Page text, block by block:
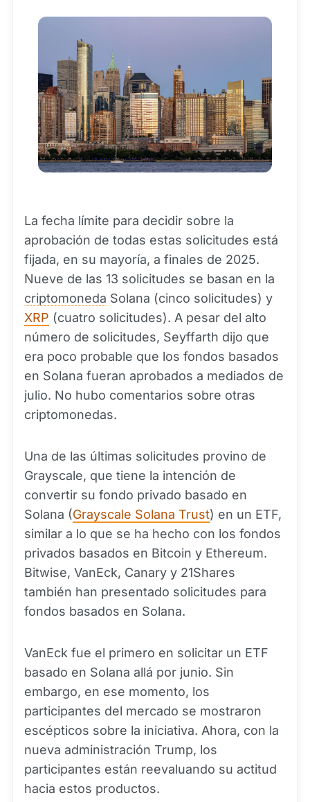
La fecha límite para decidir sobre la
aprobación de todas estas solicitudes está
fijada, en su mayoría, a finales de 2025.
Nueve de las 13 solicitudes se basan en la
criptomoneda Solana (cinco solicitudes) y
XRP (cuatro solicitudes). A pesar del alto
número de solicitudes, Seyffarth dijo que
era poco probable que los fondos basados
en Solana fueran aprobados a mediados de
julio. No hubo comentarios sobre otras
criptomonedas.
Una de las últimas solicitudes provino de
Grayscale, que tiene la intención de
convertir su fondo privado basado en
Solana (Grayscale Solana Trust) en un ETF,
similar a lo que se ha hecho con los fondos
privados basados en Bitcoin y Ethereum.
Bitwise, VanEck, Canary y 21Shares
también han presentado solicitudes para
fondos basados en Solana.
VanEck fue el primero en solicitar un ETF
basado en Solana allá por junio. Sin
embargo, en ese momento, los
participantes del mercado se mostraron
escépticos sobre la iniciativa. Ahora, con la
nueva administración Trump, los
participantes están reevaluando su actitud
hacia estos productos.